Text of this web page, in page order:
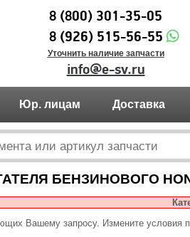
8 (800) 301-35-05
8 (926) 515-56-55
Уточнить наличие запчасти
info@e-sv.ru
Юр. лицам Доставка
БЕНЗИНОВОГО
Вашему запросу. Измените условия